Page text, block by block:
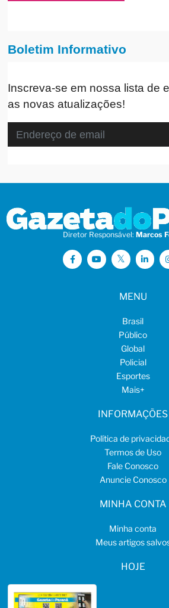
Boletim Informativo
Inscreva-se em nossa lista de
as novas atualizações!
Diretor Responsável: Marcos
MENU
Brasil
Público
Global
Policial
Esportes
Mais+
INFORMAÇÕES
Política de
Termos de Uso
Fale Conosco
Anuncie Conosco
MINHA CONTA
Minha conta
Meus artigos
HOJE